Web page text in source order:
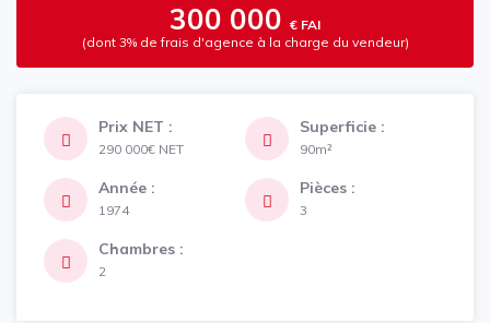
300 000 € FAI
(dont 3% de frais d'agence à la charge du vendeur)
Prix NET :
290 000€ NET
Superficie :
90m²
Année :
1974
Pièces :
3
Chambres :
2